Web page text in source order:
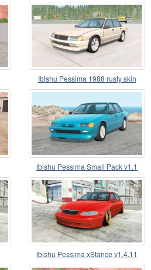
Ibishu Pessima 1988 rusty skin
Ibishu Pessima Small Pack v1.1
Ibishu Pessima xStance v1.4.11